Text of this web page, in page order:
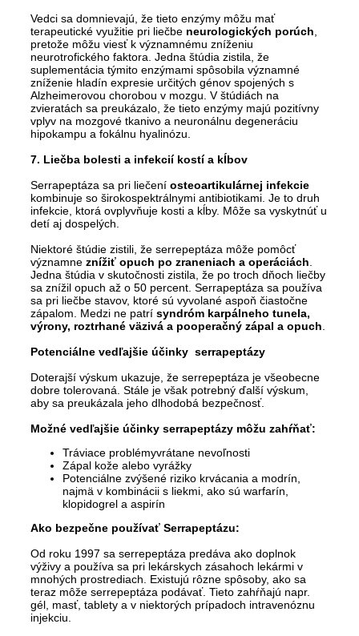
Vedci sa domnievajú, že tieto enzýmy môžu mať
terapeutické využitie pri liečbe neurologických porúch
pretože môžu viesť k významnému zníženiu
neurotrofického faktora. Jedna štúdia zistila, že
suplementácia týmito enzýmami spôsobila významné
zníženie hladín expresie určitých génov spojených s
Alzheimerovou chorobou v mozgu. V štúdiách na
zvieratách sa preukázalo, že tieto enzýmy majú pozitívny
vplyv na mozgové tkanivo a neuronálnu degeneráciu
hipokampu a fokálnu hyalinózu.
7. Liečba bolesti a infekcií kostí a kĺbov
Serrapeptáza sa pri liečení osteoartikulárnej infekcie
kombinuje so širokospektrálnymi antibiotikami. Je to druh
infekcie, ktorá ovplyvňuje kosti a kĺby. Môže sa vyskytnúť u
detí aj dospelých.
Niektoré štúdie zistili, že serrepeptáza môže pomôcť
významne znížiť opuch po zraneniach a operáciách
Jedna štúdia v skutočnosti zistila, že po troch dňoch liečby
sa znížil opuch až o 50 percent. Serrapeptáza sa používa
sa pri liečbe stavov, ktoré sú vyvolané aspoň čiastočne
zápalom. Medzi ne patrí syndróm karpálneho tunela,
výrony, roztrhané väzivá a pooperačný zápal a opuch
Potenciálne vedľajšie účinky serrapeptázy
Doterajší výskum ukazuje, že serrepeptáza je všeobecne
dobre tolerovaná. Stále je však potrebný ďalší výskum,
aby sa preukázala jeho dlhodobá bezpečnosť.
Možné vedľajšie účinky serrapeptázy môžu zahŕňať:
Tráviace problémyvrátane nevoľnosti
Zápal kože alebo vyrážky
Potenciálne zvýšené riziko krvácania a modrín,
najmä v kombinácii s liekmi, ako sú warfarín,
klopidogrel a aspirín
Ako bezpečne používať Serrapeptázu:
Od roku 1997 sa serrepeptáza predáva ako doplnok
výživy a používa sa pri lekárskych zásahoch lekármi v
mnohých prostrediach. Existujú rôzne spôsoby, ako sa
teraz môže serrepeptáza podávať. Tieto zahŕňajú napr.
gél, masť, tablety a v niektorých prípadoch intravenóznu
injekciu.